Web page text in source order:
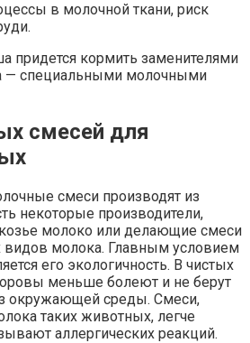
в молочной ткани, риск
придется кормить заменителями
— специальными молочными
смесей для
смеси производят из
некоторые производители,
молоко или делающие смеси
видов молока. Главным условием
его экологичность. В чистых
меньше болеют и не берут
окружающей среды. Смеси,
таких животных, легче
аллергических реакций.